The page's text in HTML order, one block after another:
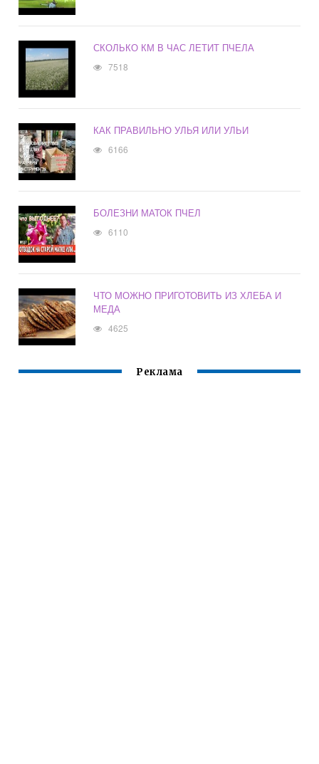
СКОЛЬКО КМ В ЧАС ЛЕТИТ ПЧЕЛА
7518
КАК ПРАВИЛЬНО УЛЬЯ ИЛИ УЛЬИ
6166
БОЛЕЗНИ МАТОК ПЧЕЛ
6110
ЧТО МОЖНО ПРИГОТОВИТЬ ИЗ ХЛЕБА И
МЕДА
4625
Реклама